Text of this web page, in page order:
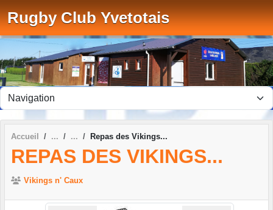
Rugby Club Yvetotais
Accueil Repas des Vikings...
REPAS DES VIKINGS...
Vikings n' Caux